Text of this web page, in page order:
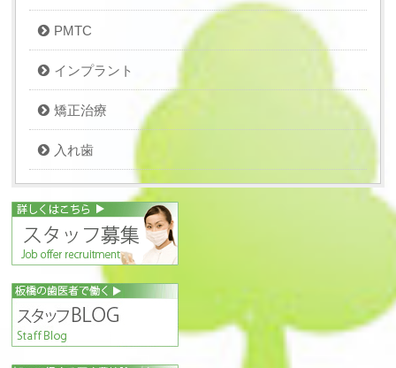
PMTC
インプラント
矯正治療
入れ歯